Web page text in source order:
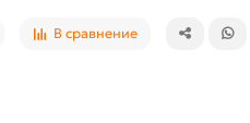
В сравнение